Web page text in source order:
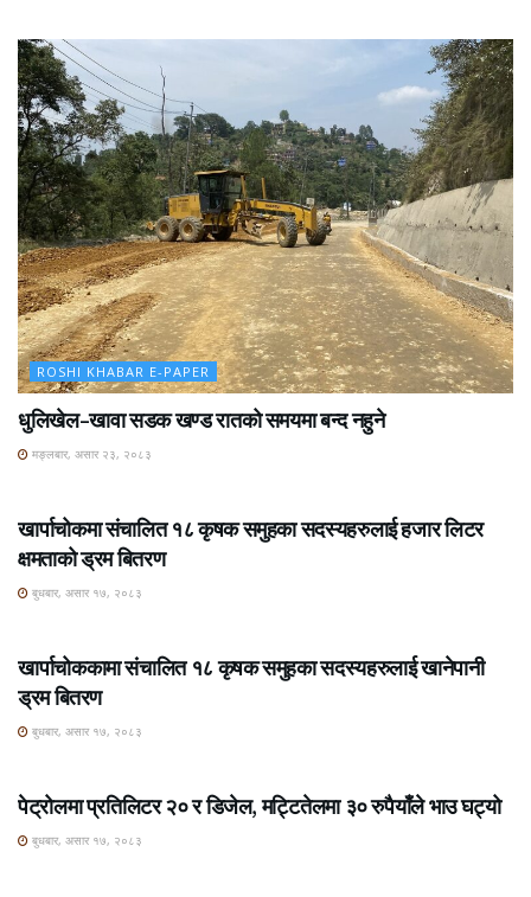
ROSHI KHABAR E-PAPER
धुलिखेल–खावा सडक खण्ड रातको समयमा बन्द नहुने
मङ्लबार, असार २३, २०८३
खार्पाचोकमा संचालित १८ कृषक समुहका सदस्यहरुलाई हजार लिटर
क्षमताको ड्रम बितरण
बुधबार, असार १७, २०८३
खार्पाचोककामा संचालित १८ कृषक समुहका सदस्यहरुलाई खानेपानी
ड्रम बितरण
बुधबार, असार १७, २०८३
पेट्रोलमा प्रतिलिटर २० र डिजेल, मट्टितेलमा ३० रुपैयाँले भाउ घट्यो
बुधबार, असार १७, २०८३